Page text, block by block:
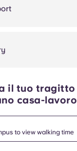
il tuo tragitto
casa-lavoro
to view walking time